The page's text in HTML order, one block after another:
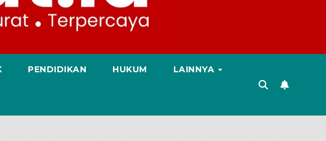
PENDIDIKAN HUKUM LAINNYA